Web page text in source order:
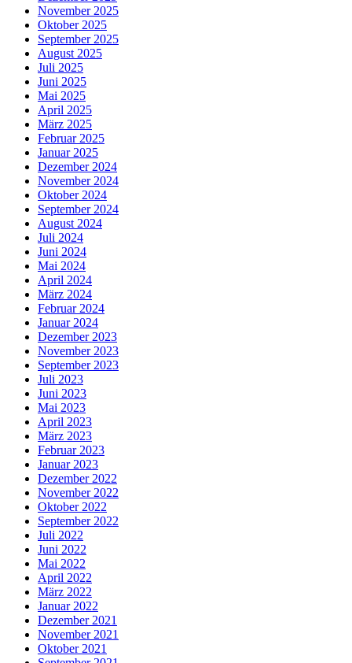
November 2025
Oktober 2025
September 2025
August 2025
Juli 2025
Juni 2025
Mai 2025
April 2025
März 2025
Februar 2025
Januar 2025
Dezember 2024
November 2024
Oktober 2024
September 2024
August 2024
Juli 2024
Juni 2024
Mai 2024
April 2024
März 2024
Februar 2024
Januar 2024
Dezember 2023
November 2023
September 2023
Juli 2023
Juni 2023
Mai 2023
April 2023
März 2023
Februar 2023
Januar 2023
Dezember 2022
November 2022
Oktober 2022
September 2022
Juli 2022
Juni 2022
Mai 2022
April 2022
März 2022
Januar 2022
Dezember 2021
November 2021
Oktober 2021